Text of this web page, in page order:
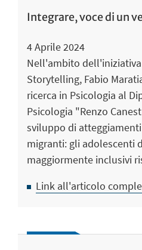
Integrare, voce di un
4 Aprile 2024
Nell'ambito dell'iniziativa
Storytelling, Fabio
ricerca in Psicologia al
Psicologia "Renzo
sviluppo di
migranti: gli adolescenti
maggiormente inclusivi
Link all'articolo